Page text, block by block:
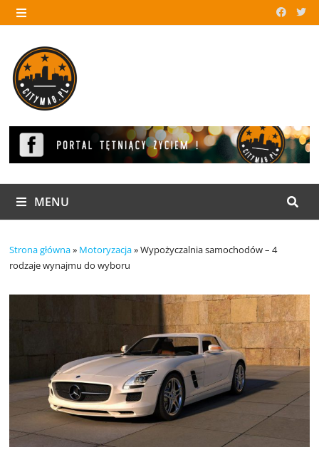
Skip
to
MENU
MENU
Strona główna» Motoryzacja»Wypożyczalnia samochodów – 4
rodzaje wynajmu do wyboru